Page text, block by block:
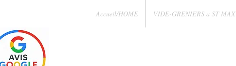
Accueil/HOME VIDE-GRENIERS a ST MAX